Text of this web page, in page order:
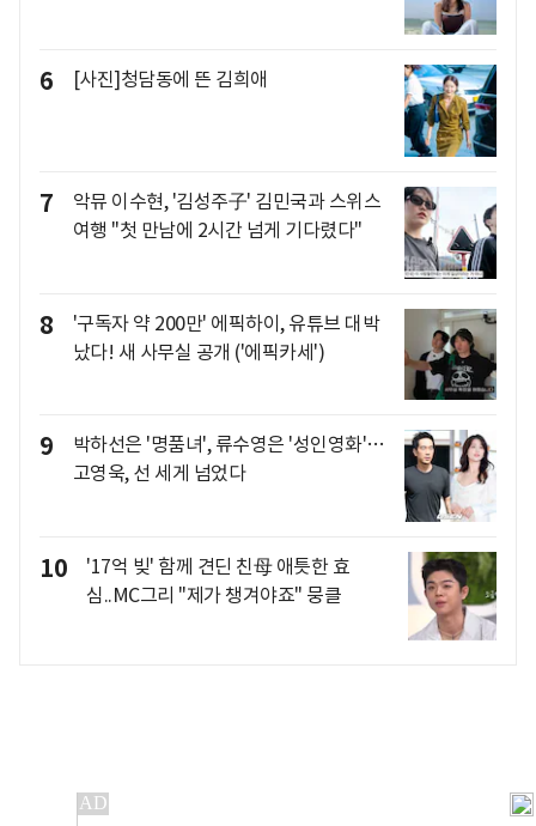
6 [사진]청담동에 뜬 김희애
7
악뮤 이수현, '김성주子' 김민국과 스위스
여행 "첫 만남에 2시간 넘게 기다렸다"
8
'구독자 약 200만' 에픽하이, 유튜브 대박
났다! 새 사무실 공개 ('에픽카세')
9
박하선은 '명품녀', 류수영은 '성인영화'…
고영욱, 선 세게 넘었다
10
'17억 빚' 함께 견딘 친母 애틋한 효
심..MC그리 "제가 챙겨야죠" 뭉클